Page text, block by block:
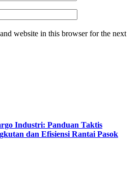
website in this browser for the next
Industri: Panduan Taktis
dan Efisiensi Rantai Pasok